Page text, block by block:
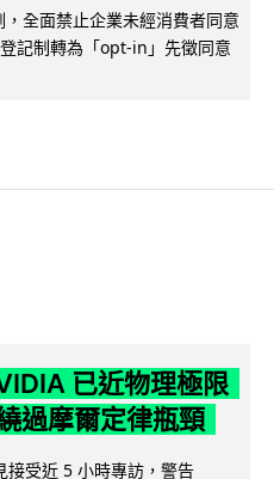
全面禁止企業未經消費者同意
記制轉為「opt-in」先徵同意
已近物理極限
過摩爾定律瓶頸
接受近 5 小時專訪，警告